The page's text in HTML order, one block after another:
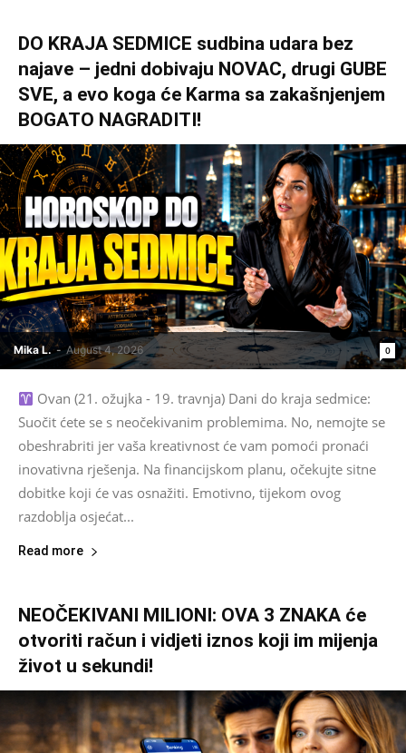
DO KRAJA SEDMICE sudbina udara bez
najave – jedni dobivaju NOVAC, drugi GUBE
SVE, a evo koga će Karma sa zakašnjenjem
BOGATO NAGRADITI!
Mika L. - August 4, 2026 0
Ovan (21. ožujka - 19. travnja) Dani do kraja sedmice:
Suočit ćete se s neočekivanim problemima. No, nemojte se
obeshrabriti jer vaša kreativnost će vam pomoći pronaći
inovativna rješenja. Na financijskom planu, očekujte sitne
dobitke koji će vas osnažiti. Emotivno, tijekom ovog
razdoblja osjećat...
Read more
NEOČEKIVANI MILIONI: OVA 3 ZNAKA će
otvoriti račun i vidjeti iznos koji im mijenja
život u sekundi!